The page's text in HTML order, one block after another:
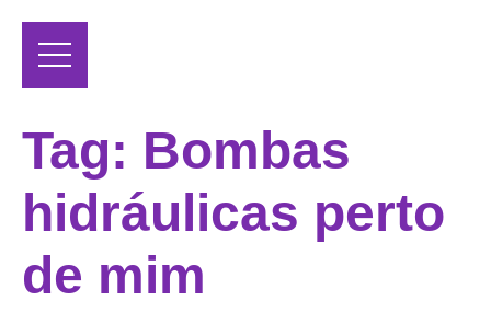
Tag: Bombas
hidráulicas perto
de mim